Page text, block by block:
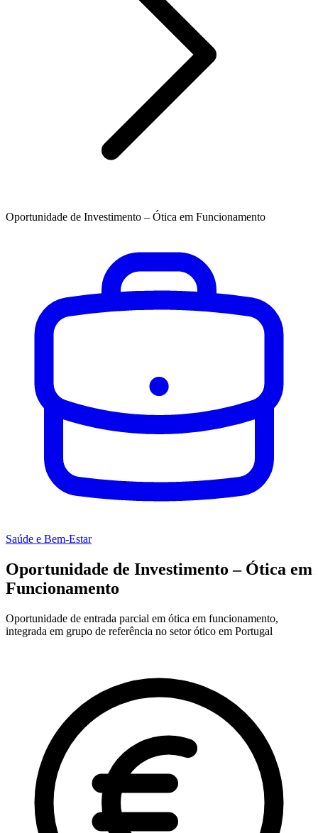
Oportunidade de Investimento – Ótica em Funcionamento
Saúde e Bem-Estar
Oportunidade de Investimento – Ótica em
Funcionamento
Oportunidade de entrada parcial em ótica em funcionamento,
integrada em grupo de referência no setor ótico em Portugal